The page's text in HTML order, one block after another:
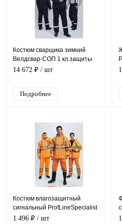
Костюм сварщика зимний
Велдсвар-СОП 1 кл.защиты
(тк.Хлопок ОП,350) брюки,
14 672 ₽ / шт
Подробнее
Костюм влагозащитный
сигнальный ProfLineSpecialist
СОП (ПВХ,210), оранжевый
1 496 ₽ / шт